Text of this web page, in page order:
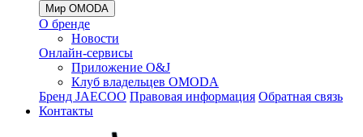
Мир OMODA
О бренде
Новости
Онлайн-сервисы
Приложение O&J
Клуб владельцев OMODA
Бренд JAECOO Правовая информация Обратная связь
Контакты